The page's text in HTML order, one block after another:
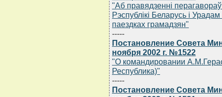
"Аб правядзеннi
Рэспублiкi Беларусь i
паездках грамадзян"
-----
Постановление Совета
ноября 2002 г. №1522
"О командировании
Республика)"
-----
Постановление Совета